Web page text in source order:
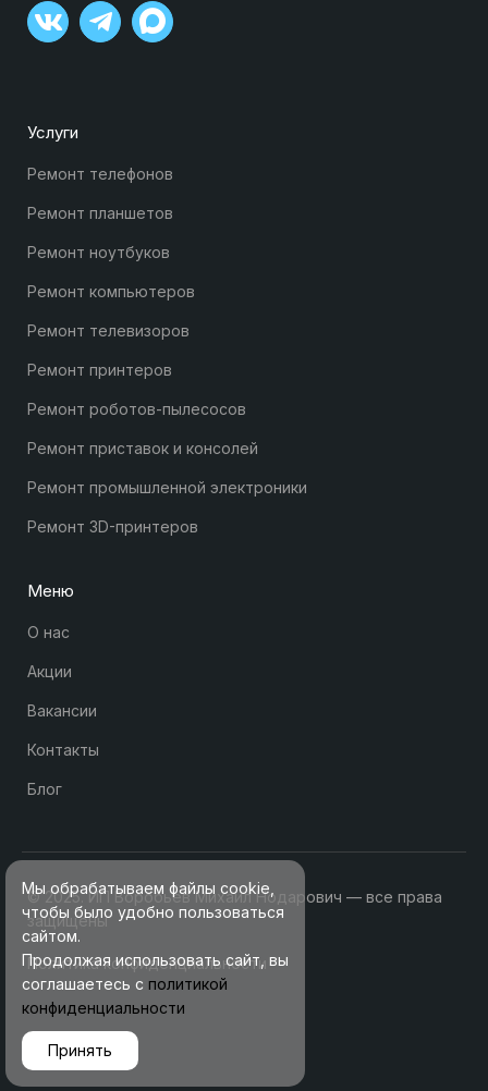
Услуги
Ремонт телефонов
Ремонт планшетов
Ремонт ноутбуков
Ремонт компьютеров
Ремонт телевизоров
Ремонт принтеров
Ремонт роботов-пылесосов
Ремонт приставок и консолей
Ремонт промышленной электроники
Ремонт 3D-принтеров
Меню
О нас
Акции
Вакансии
Контакты
Блог
© 2025. ИП Воробьев Михаил Нодарович — все права
защищены
Политика конфиденциальности
Мы обрабатываем файлы cookie,
чтобы было удобно пользоваться
сайтом.
Продолжая использовать сайт, вы
соглашаетесь с политикой
конфиденциальности
Принять